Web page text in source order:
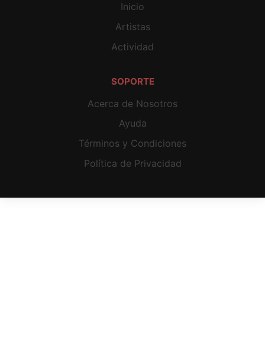
Inicio
Artistas
Actividad
SOPORTE
Acerca de Nosotros
Ayuda
Términos y Condiciones
Política de Privacidad